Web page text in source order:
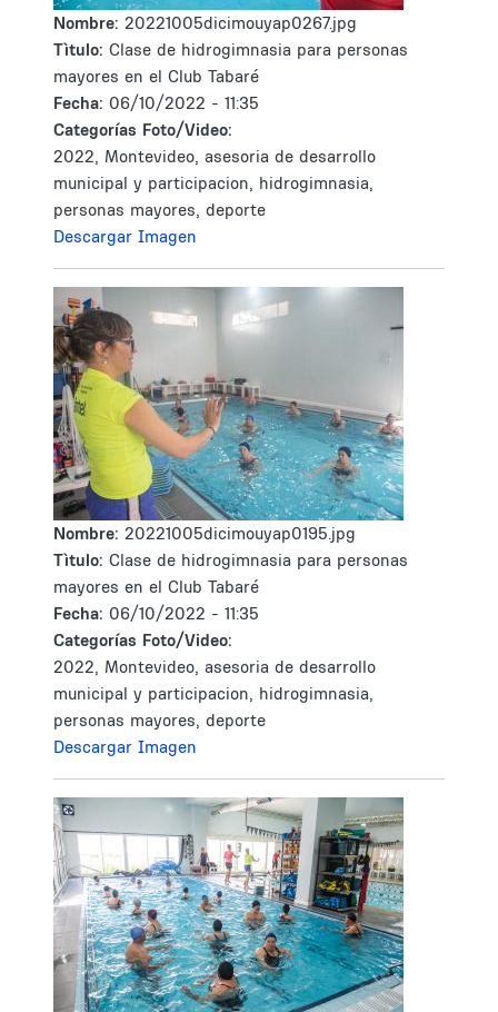
Nombre: 20221005dicimouyap0267.jpg
Tìtulo: Clase de hidrogimnasia para personas
mayores en el Club Tabaré
Fecha: 06/10/2022 - 11:35
Categorías Foto/Video:
2022, Montevideo, asesoria de desarrollo
municipal y participacion, hidrogimnasia,
personas mayores, deporte
Descargar Imagen
Nombre: 20221005dicimouyap0195.jpg
Tìtulo: Clase de hidrogimnasia para personas
mayores en el Club Tabaré
Fecha: 06/10/2022 - 11:35
Categorías Foto/Video:
2022, Montevideo, asesoria de desarrollo
municipal y participacion, hidrogimnasia,
personas mayores, deporte
Descargar Imagen